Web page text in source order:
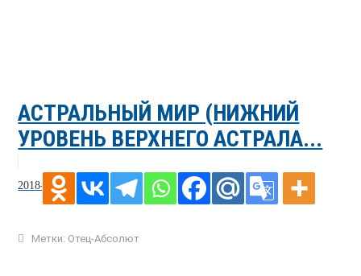
АСТРАЛЬНЫЙ МИР (НИЖНИЙ
УРОВЕНЬ ВЕРХНЕГО АСТРАЛА...
2018-06-18
Метки: Отец-Абсолют